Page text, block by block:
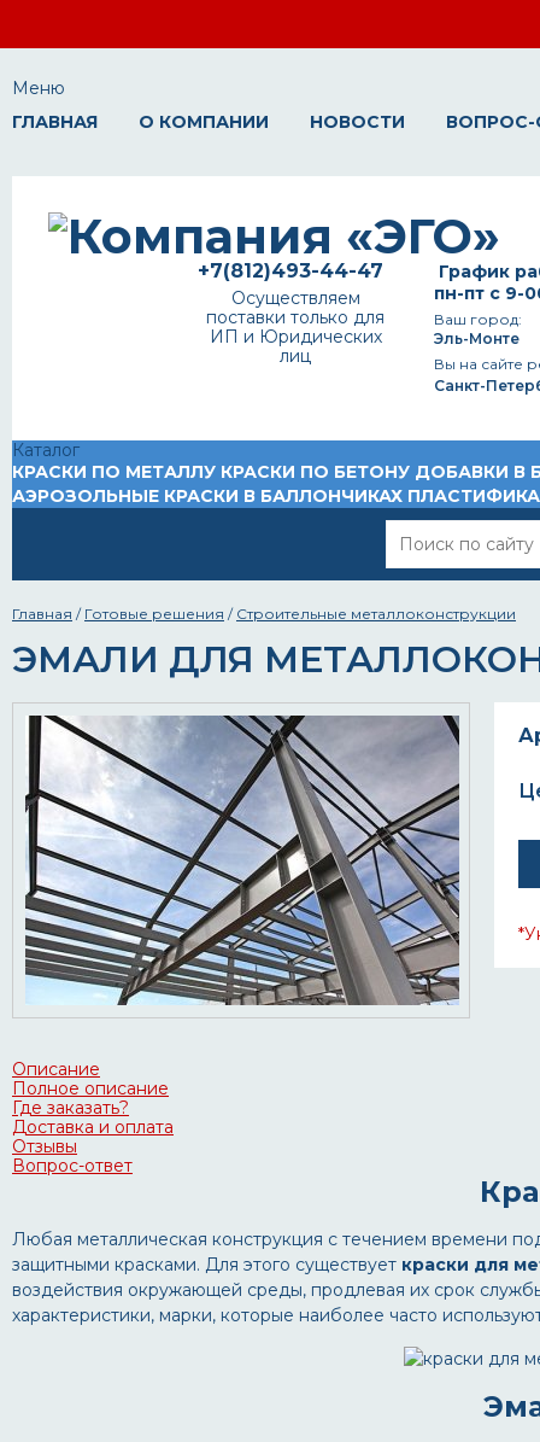
Меню
ГЛАВНАЯ
О КОМПАНИИ НОВОСТИ ВОПРОС-
График
пн-пт с 9-
Ваш город:
Эль-Монте
Вы на сайте
Санкт-
+7(812)493-44-47
Осуществляем
поставки только для
ИП и Юридических
лиц
Каталог
КРАСКИ ПО МЕТАЛЛУ КРАСКИ ПО БЕТОНУ ДОБАВКИ В
АЭРОЗОЛЬНЫЕ КРАСКИ В БАЛЛОНЧИКАХ
Главная / Готовые решения / Строительные металлоконструкции
ЭМАЛИ ДЛЯ
Описание
Полное описание
Где заказать?
Доставка и оплата
Отзывы
Вопрос-ответ
Любая металлическая конструкция с течением времени
защитными красками. Для этого существует краски для
воздействия окружающей среды, продлевая их срок
характеристики, марки, которые наиболее часто